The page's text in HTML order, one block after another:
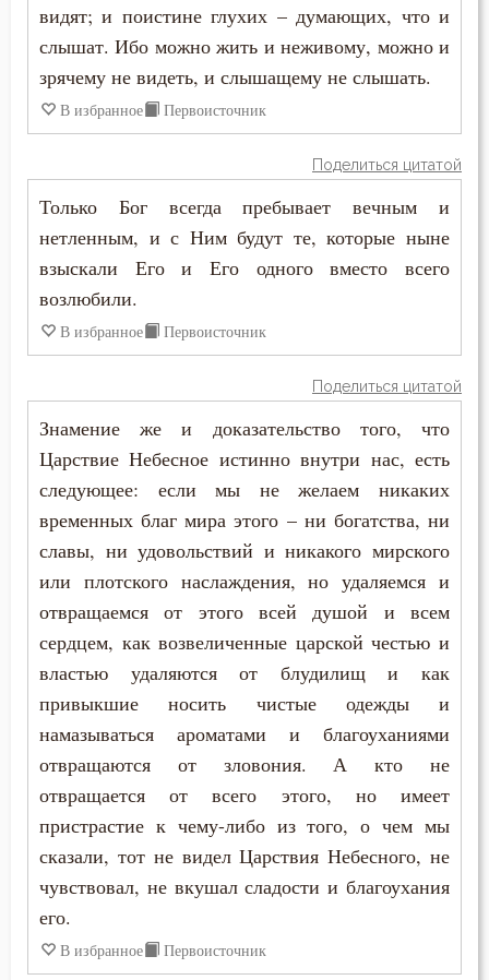
Бог
Богатство
Богопознание
Богородица
Богоугождение
Борьба
Вера
Ветхий Завет
Вечные муки
Воздаяние
Вознесение
Воля
Воля Божия
Воплощение
Воскресение
Иоанн Кронштадтский
Иосиф Оптинский (Литовкин)
Исидор Пелусиот
Киприан Карфагенский
Кирилл Александрийский
Климент Римский
Макарий Великий
Макарий Оптинский (Иванов)
Николай Сербский
Симеон Новый Богослов
Феофан Затворник
Филарет Московский (Дроздов)
видят; и поистине глухих – думающих, что и
слышат. Ибо можно жить и неживому, можно и
зрячему не видеть, и слышащему не слышать.
В избранное Первоисточник
Поделиться цитатой
Только Бог всегда пребывает вечным и
нетленным, и с Ним будут те, которые ныне
взыскали Его и Его одного вместо всего
возлюбили.
В избранное Первоисточник
Поделиться цитатой
Знамение же и доказательство того, что
Царствие Небесное истинно внутри нас, есть
следующее: если мы не желаем никаких
временных благ мира этого – ни богатства, ни
славы, ни удовольствий и никакого мирского
или плотского наслаждения, но удаляемся и
отвращаемся от этого всей душой и всем
сердцем, как возвеличенные царской честью и
властью удаляются от блудилищ и как
привыкшие носить чистые одежды и
намазываться ароматами и благоуханиями
отвращаются от зловония. А кто не
отвращается от всего этого, но имеет
пристрастие к чему-либо из того, о чем мы
сказали, тот не видел Царствия Небесного, не
чувствовал, не вкушал сладости и благоухания
его.
В избранное Первоисточник